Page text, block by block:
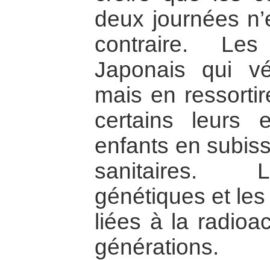
deux journées
contraire.
Japonais qui
mais en
certains leurs
enfants en
sanitaires.
génétiques et
liées à la
générations.